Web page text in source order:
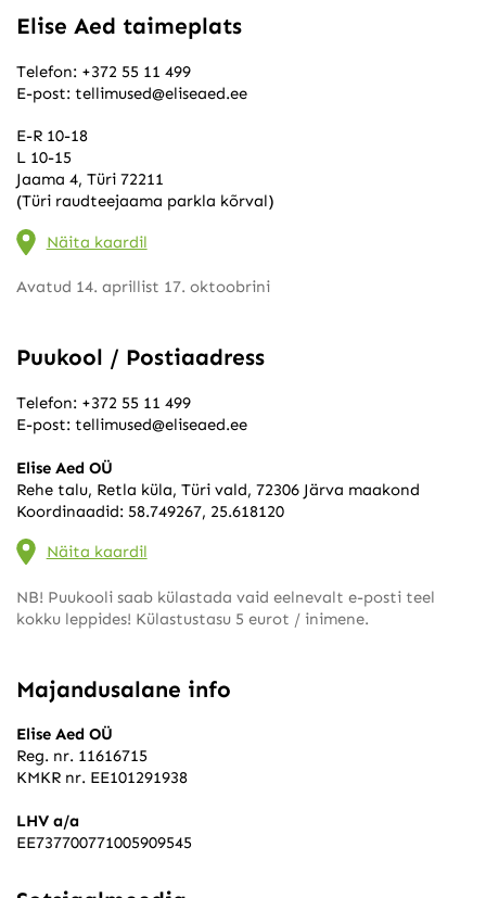
Elise Aed taimeplats
Telefon: +372 55 11 499
E-post: tellimused@eliseaed.ee
E-R 10-18
L 10-15
Jaama 4, Türi 72211
(Türi raudteejaama parkla kõrval)
Näita kaardil
Avatud 14. aprillist 17. oktoobrini
Puukool / Postiaadress
Telefon: +372 55 11 499
E-post: tellimused@eliseaed.ee
Elise Aed OÜ
Rehe talu, Retla küla, Türi vald, 72306 Järva maakond
Koordinaadid: 58.749267, 25.618120
Näita kaardil
NB! Puukooli saab külastada vaid eelnevalt e-posti teel
kokku leppides! Külastustasu 5 eurot / inimene.
Majandusalane info
Elise Aed OÜ
Reg. nr. 11616715
KMKR nr. EE101291938
LHV a/a
EE737700771005909545